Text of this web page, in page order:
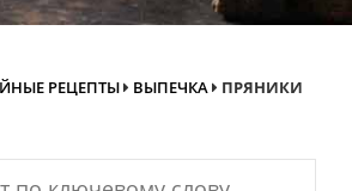
РЕЦЕПТЫ ВЫПЕЧКА ПРЯНИКИ